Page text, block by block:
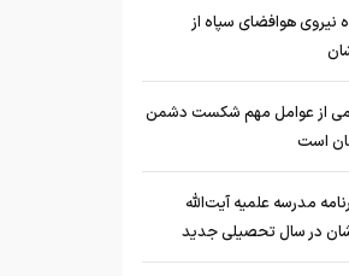
نیروی هوافضای سپاه از
از عوامل مهم شکست دشمن
است
مدرسه علمیه آیت‌الله
در سال تحصیلی جدید